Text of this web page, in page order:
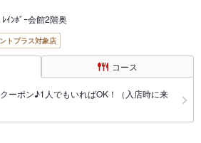
ｲﾝﾎﾞｰ会館2階奥
トプラス対象店
コース
ーポン♪1人でもいればOK！（入店時に来